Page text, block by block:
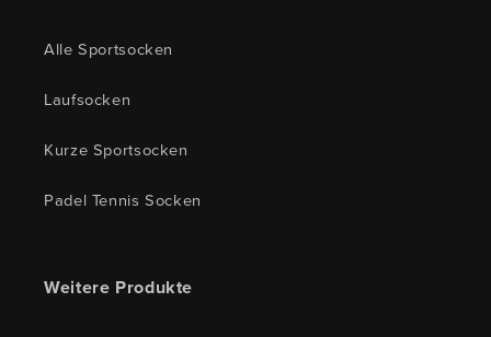
Alle Sportsocken
Laufsocken
Kurze Sportsocken
Padel Tennis Socken
Weitere Produkte